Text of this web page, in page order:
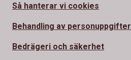
Så hanterar vi cookies
Behandling av personuppgifter
Bedrägeri och säkerhet